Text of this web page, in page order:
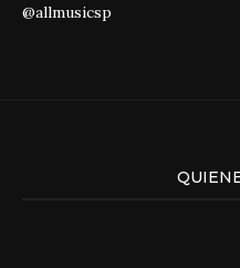
@allmusicsp